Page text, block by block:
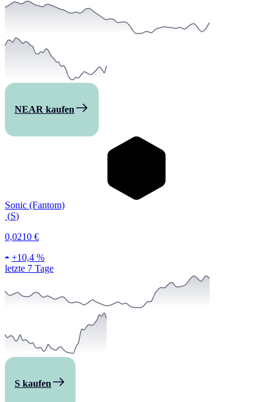
NEAR kaufen
Sonic (Fantom)
(S)
0,0210 €
+10,4 %
letzte 7 Tage
S kaufen